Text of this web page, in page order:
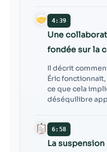
4:39
Une
fondée sur la
Il décrit
Éric
ce que cela
déséquilibre
6:58
La